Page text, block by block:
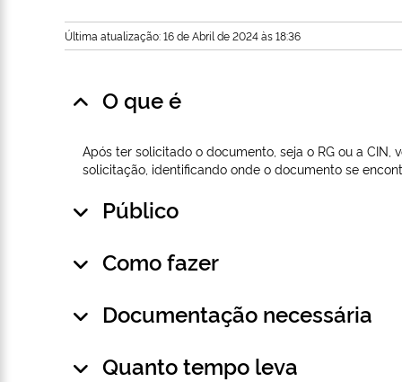
Última atualização: 16 de Abril de 2024 às 18:36
O que é
Após ter solicitado o documento, seja o RG ou a
solicitação, identificando onde o documento se
Público
Como fazer
Documentação necessária
Quanto tempo leva